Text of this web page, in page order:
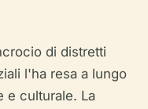
di distretti
l'ha resa a lungo
e culturale. La